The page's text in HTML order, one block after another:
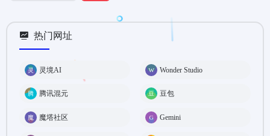
热门网址
灵境AI Wonder Studio
腾讯混元 豆包
魔塔社区 Gemini